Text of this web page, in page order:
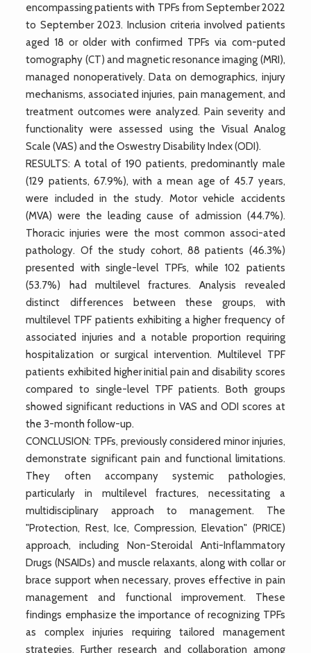
encompassing patients with TPFs from September 2022
to September 2023. Inclusion criteria involved patients
aged 18 or older with confirmed TPFs via com-puted
tomography (CT) and magnetic resonance imaging (MRI),
managed nonoperatively. Data on demographics, injury
mechanisms, associated injuries, pain management, and
treatment outcomes were analyzed. Pain severity and
functionality were assessed using the Visual Analog
Scale (VAS) and the Oswestry Disability Index (ODI).
RESULTS: A total of 190 patients, predominantly male
(129 patients, 67.9%), with a mean age of 45.7 years,
were included in the study. Motor vehicle accidents
(MVA) were the leading cause of admission (44.7%).
Thoracic injuries were the most common associ-ated
pathology. Of the study cohort, 88 patients (46.3%)
presented with single-level TPFs, while 102 patients
(53.7%) had multilevel fractures. Analysis revealed
distinct differences between these groups, with
multilevel TPF patients exhibiting a higher frequency of
associated injuries and a notable proportion requiring
hospitalization or surgical intervention. Multilevel TPF
patients exhibited higher initial pain and disability scores
compared to single-level TPF patients. Both groups
showed significant reductions in VAS and ODI scores at
the 3-month follow-up.
CONCLUSION: TPFs, previously considered minor injuries,
demonstrate significant pain and functional limitations.
They often accompany systemic pathologies,
particularly in multilevel fractures, necessitating a
multidisciplinary approach to management. The
"Protection, Rest, Ice, Compression, Elevation" (PRICE)
approach, including Non-Steroidal Anti-Inflammatory
Drugs (NSAIDs) and muscle relaxants, along with collar or
brace support when necessary, proves effective in pain
management and functional improvement. These
findings emphasize the importance of recognizing TPFs
as complex injuries requiring tailored management
strategies. Further research and collaboration among